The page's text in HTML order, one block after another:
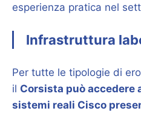
esperienza pratica nel
Infrastruttura
Per tutte le tipologie di
il Corsista può accedere
sistemi reali Cisco